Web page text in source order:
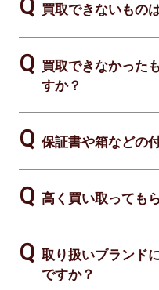
買取できないもの
買取できなかった
すか？
保証書や箱などの
高く買い取っても
取り扱いブランド
ですか？